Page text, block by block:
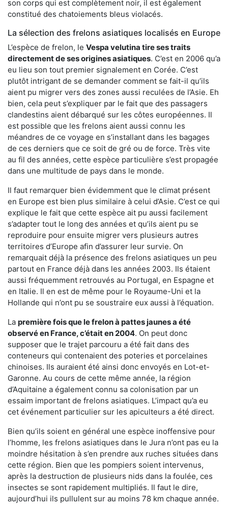
son corps qui est complètement noir, il est également
constitué des chatoiements bleus violacés.
La sélection des frelons asiatiques localisés en Europe
L’espèce de frelon, le Vespa velutina tire ses traits
directement de ses origines asiatiques. C’est en 2006 qu’a
eu lieu son tout premier signalement en Corée. C’est
plutôt intrigant de se demander comment se fait-il qu’ils
aient pu migrer vers des zones aussi reculées de l’Asie. Eh
bien, cela peut s’expliquer par le fait que des passagers
clandestins aient débarqué sur les côtes européennes. Il
est possible que les frelons aient aussi connu les
méandres de ce voyage en s’installant dans les bagages
de ces derniers que ce soit de gré ou de force. Très vite
au fil des années, cette espèce particulière s’est propagée
dans une multitude de pays dans le monde.
Il faut remarquer bien évidemment que le climat présent
en Europe est bien plus similaire à celui d’Asie. C’est ce qui
explique le fait que cette espèce ait pu aussi facilement
s’adapter tout le long des années et qu’ils aient pu se
reproduire pour ensuite migrer vers plusieurs autres
territoires d’Europe afin d’assurer leur survie. On
remarquait déjà la présence des frelons asiatiques un peu
partout en France déjà dans les années 2003. Ils étaient
aussi fréquemment retrouvés au Portugal, en Espagne et
en Italie. Il en est de même pour le Royaume-Uni et la
Hollande qui n’ont pu se soustraire eux aussi à l’équation.
La première fois que le frelon à pattes jaunes a été
observé en France, c’était en 2004. On peut donc
supposer que le trajet parcouru a été fait dans des
conteneurs qui contenaient des poteries et porcelaines
chinoises. Ils auraient été ainsi donc envoyés en Lot-et-
Garonne. Au cours de cette même année, la région
d’Aquitaine a également connu sa colonisation par un
essaim important de frelons asiatiques. L’impact qu’a eu
cet événement particulier sur les apiculteurs a été direct.
Bien qu’ils soient en général une espèce inoffensive pour
l’homme, les frelons asiatiques dans le Jura n’ont pas eu la
moindre hésitation à s’en prendre aux ruches situées dans
cette région. Bien que les pompiers soient intervenus,
après la destruction de plusieurs nids dans la foulée, ces
insectes se sont rapidement multipliés. Il faut le dire,
aujourd’hui ils pullulent sur au moins 78 km chaque année.